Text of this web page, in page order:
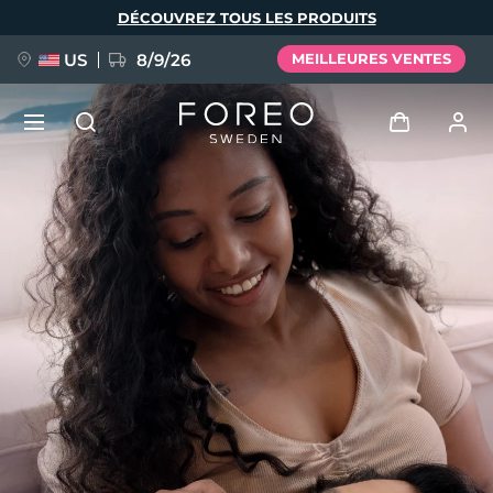
DÉCOUVREZ TOUS LES PRODUITS
US 8/9/26 MEILLEURES VENTES
Se connecter
Profil de l'utilisateur
Mes appareils
Mes commandes
Mes adresses
Mes abonnements
NOUVEAU
FAQ™ Pure Beauty-Tech Elixir
BREAKING NEWS
issa™ Teeth Whitening Set
Langue
English Deutsch
Español
Français
Italiano
Português
Polski
Svenska
Русский
Türkçe
简体中文 繁體中文